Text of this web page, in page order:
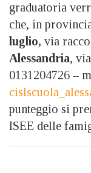
graduatoria
che, in
luglio, via
Alessandria,
0131204726 –
punteggio si
ISEE delle